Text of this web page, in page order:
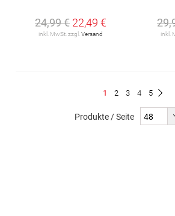
24,99 € 22,49 €
inkl. MwSt. zzgl. Versand inkl.
Du
1 Seite
2 Seite
3 Seite
4 Seite
5
Produkte / Seite